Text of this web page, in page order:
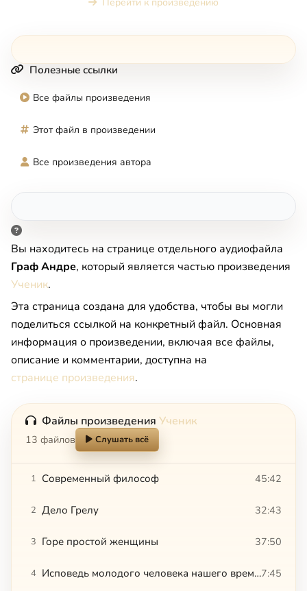
Полезные ссылки
Все файлы произведения
Этот файл в произведении
Все произведения автора
Вы находитесь на странице отдельного аудиофайла
Граф Андре, который является частью произведения
Ученик.
Эта страница создана для удобства, чтобы вы могли
поделиться ссылкой на конкретный файл. Основная
информация о произведении, включая все файлы,
описание и комментарии, доступна на
странице произведения.
Файлы произведения Ученик
13 файлов Слушать всё
1 Современный философ 45:42
2 Дело Грелу 32:43
3 Горе простой женщины 37:50
4 Исповедь молодого человека нашего времени7:45